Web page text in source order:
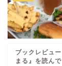
ブックレビュ
まる』を読んで